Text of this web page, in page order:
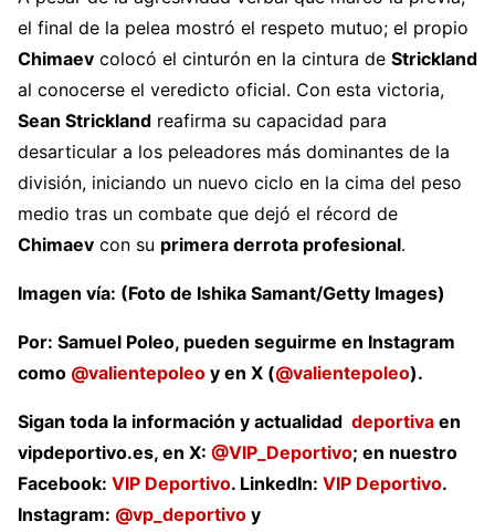
el final de la pelea mostró el respeto mutuo; el propio
Chimaev colocó el cinturón en la cintura de Strickland
al conocerse el veredicto oficial. Con esta victoria,
Sean Strickland reafirma su capacidad para
desarticular a los peleadores más dominantes de la
división, iniciando un nuevo ciclo en la cima del peso
medio tras un combate que dejó el récord de
Chimaev con su primera derrota profesional.
Imagen vía: (Foto de Ishika Samant/Getty Images)
Por: Samuel Poleo, pueden seguirme en Instagram
como @valientepoleo y en X (@valientepoleo).
Sigan toda la información y actualidad deportiva en
vipdeportivo.es, en X: @VIP_Deportivo; en nuestro
Facebook: VIP Deportivo. LinkedIn: VIP Deportivo.
Instagram: @vp_deportivo y